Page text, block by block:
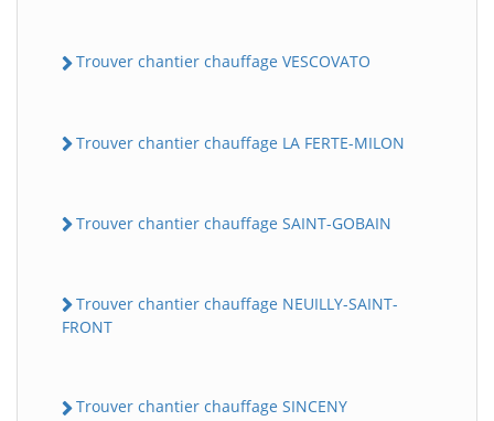
Trouver chantier chauffage VESCOVATO
Trouver chantier chauffage LA FERTE-MILON
Trouver chantier chauffage SAINT-GOBAIN
Trouver chantier chauffage NEUILLY-SAINT-
FRONT
Trouver chantier chauffage SINCENY